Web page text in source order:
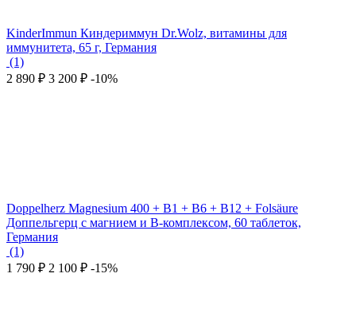
KinderImmun Киндериммун Dr.Wolz, витамины для
иммунитета, 65 г, Германия
(1)
2 890 ₽ 3 200 ₽ -10%
Doppelherz Magnesium 400 + B1 + B6 + B12 + Folsäure
Доппельгерц с магнием и В-комплексом, 60 таблеток,
Германия
(1)
1 790 ₽ 2 100 ₽ -15%